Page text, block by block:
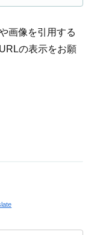
画像を引用する
の表示をお願